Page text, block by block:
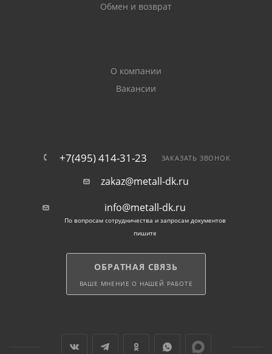
Обмен и возврат
О компании
Вакансии
+7(495) 414-31-23 ЗАКАЗАТЬ ЗВОНОК
zakaz@metall-dk.ru
info@metall-dk.ru
По вопросам сотрудничества и запросам документов
пишите
ОБРАТНАЯ СВЯЗЬ
ВАШЕ МНЕНИЕ О НАШЕЙ РАБОТЕ